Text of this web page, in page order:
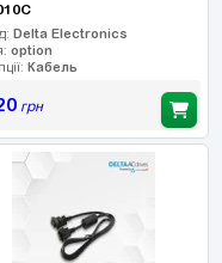
Delta Electronics
option
Кабель
грн